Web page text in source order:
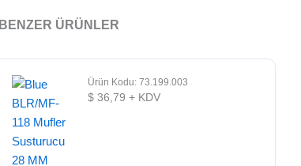
BENZER ÜRÜNLER
Ürün Kodu: 73.199.003
$36,79 + KDV